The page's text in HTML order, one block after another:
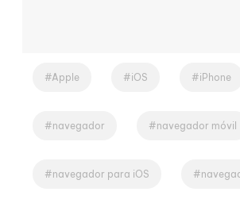
Apple iOS iPhone
navegador navegador móvil
navegador para iOS